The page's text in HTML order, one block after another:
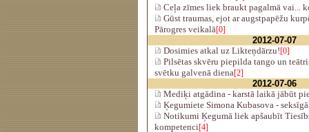
Ceļa zīmes liek braukt pagalmā vai...
Gūst traumas, ejot ar augstpapēžu
Pārogres veikalā[0]
2012-07-07
Dosimies atkal uz Likteņdārzu![0]
Pilsētas skvēru piepilda tango un
svētku galvenā diena[2]
2012-07-06
Mediķi atgādina - karstā laikā jābūt
Ķegumiete Simona Kubasova -
Notikumi Ķegumā liek apšaubīt
kompetenci[4]